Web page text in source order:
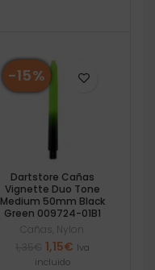
-15%
Dartstore Cañas
Vignette Duo Tone
Medium 50mm Black
Green 009724-01B1
Cañas Nylon
El
precio
1,15€ElIva
incluido